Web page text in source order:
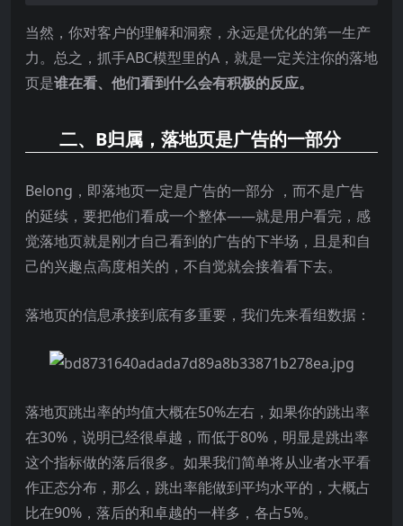
当然，你对客户的理解和洞察，永远是优化的第一生产
力。总之，抓手ABC模型里的A，就是一定关注你的落地
页是谁在看、他们看到什么会有积极的反应。
二、B归属，落地页是广告的一部分
Belong，即落地页一定是广告的一部分 ，而不是广告
的延续，要把他们看成一个整体——就是用户看完，感
觉落地页就是刚才自己看到的广告的下半场，且是和自
己的兴趣点高度相关的，不自觉就会接着看下去。
落地页的信息承接到底有多重要，我们先来看组数据：
落地页跳出率的均值大概在50%左右，如果你的跳出率
在30%，说明已经很卓越，而低于80%，明显是跳出率
这个指标做的落后很多。如果我们简单将从业者水平看
作正态分布，那么，跳出率能做到平均水平的，大概占
比在90%，落后的和卓越的一样多，各占5%。